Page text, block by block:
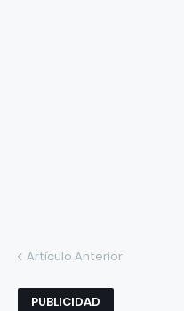
Artículo Anterior
PUBLICIDAD